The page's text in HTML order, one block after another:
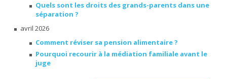
Quels sont les droits des grands-parents dans une
séparation ?
avril 2026
Comment réviser sa pension alimentaire ?
Pourquoi recourir à la médiation familiale avant le
juge